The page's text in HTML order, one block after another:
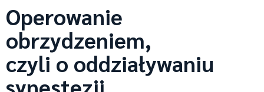
Operowanie
obrzydzeniem,
czyli o oddziaływaniu